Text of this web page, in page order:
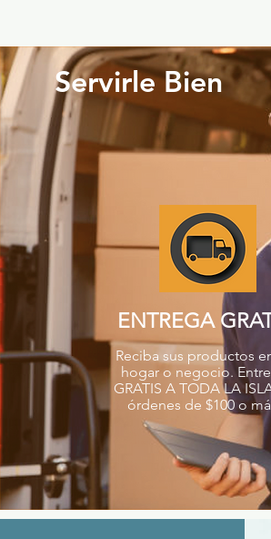
Servirle Bien
ENTREGA
Reciba sus productos
hogar o negocio.
GRATIS A TODA LA
órdenes de $100 o